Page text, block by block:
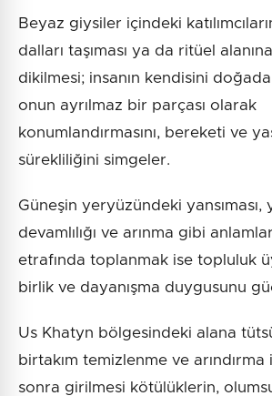
Beyaz giysiler içindeki
dalları taşıması ya da ritüel
dikilmesi; insanın kendisini
onun ayrılmaz bir parçası olarak
konumlandırmasını, bereketi ve
sürekliliğini simgeler.
Güneşin yeryüzündeki yansıması,
devamlılığı ve arınma gibi
etrafında toplanmak ise topluluk
birlik ve dayanışma duygusunu
Us Khatyn bölgesindeki alana
birtakım temizlenme ve
sonra girilmesi kötülüklerin,